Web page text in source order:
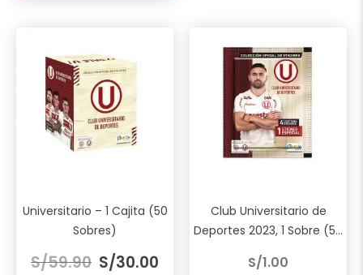
Universitario – 1 Cajita (50
Sobres)
S/59.90 precio
S/30.00
Club Universitario de
Deportes 2023, 1 Sobre (5...
S/1.00